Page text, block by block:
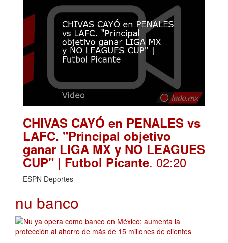
CHIVAS CAYÓ en PENALES vs
LAFC. "Principal objetivo
ganar LIGA MX y NO LEAGUES
CUP" | Futbol Picante. 02:20
ESPN Deportes
nu banco